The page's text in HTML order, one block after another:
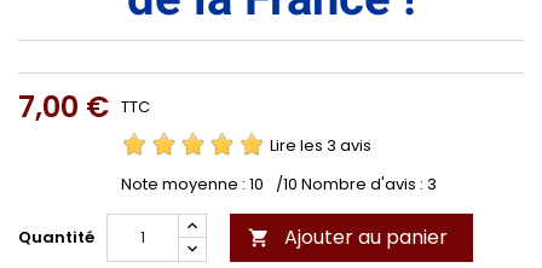
7,00 € TTC
Lire les 3 avis
Note moyenne : 10 /10 Nombre d'avis : 3
Quantité  Ajouter au panier